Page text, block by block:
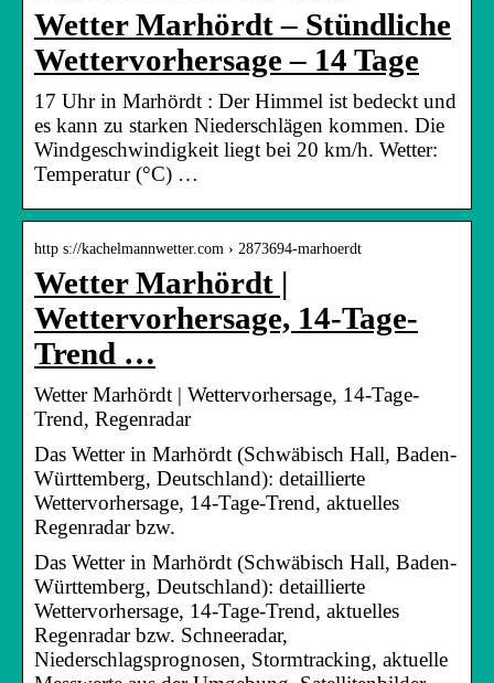
Wetter Marhördt – Stündliche
Wettervorhersage – 14 Tage
17 Uhr in Marhördt : Der Himmel ist bedeckt und
es kann zu starken Niederschlägen kommen. Die
Windgeschwindigkeit liegt bei 20 km/h. Wetter:
Temperatur (°C) …
http s://kachelmannwetter.com › 2873694-marhoerdt
Wetter Marhördt |
Wettervorhersage, 14-Tage-
Trend …
Wetter Marhördt | Wettervorhersage, 14-Tage-
Trend, Regenradar
Das Wetter in Marhördt (Schwäbisch Hall, Baden-
Württemberg, Deutschland): detaillierte
Wettervorhersage, 14-Tage-Trend, aktuelles
Regenradar bzw.
Das Wetter in Marhördt (Schwäbisch Hall, Baden-
Württemberg, Deutschland): detaillierte
Wettervorhersage, 14-Tage-Trend, aktuelles
Regenradar bzw. Schneeradar,
Niederschlagsprognosen, Stormtracking, aktuelle